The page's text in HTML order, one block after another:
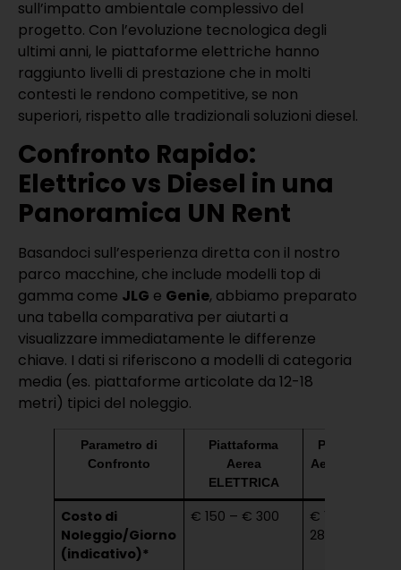
sull’impatto ambientale complessivo del
progetto. Con l’evoluzione tecnologica degli
ultimi anni, le piattaforme elettriche hanno
raggiunto livelli di prestazione che in molti
contesti le rendono competitive, se non
superiori, rispetto alle tradizionali soluzioni diesel.
Confronto Rapido:
Elettrico vs Diesel in una
Panoramica UN Rent
Basandoci sull’esperienza diretta con il nostro
parco macchine, che include modelli top di
gamma come JLG e Genie, abbiamo preparato
una tabella comparativa per aiutarti a
visualizzare immediatamente le differenze
chiave. I dati si riferiscono a modelli di categoria
media (es. piattaforme articolate da 12-18
metri) tipici del noleggio.
Parametro di
Confronto
Piattaforma
Aerea
ELETTRICA
Piattaforma
Aerea DIESEL
Costo di
Noleggio/Giorno
(indicativo)*
€ 150 – € 300
€ 130 – €
280